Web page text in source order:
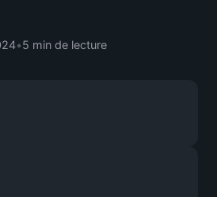
•5 min de lecture